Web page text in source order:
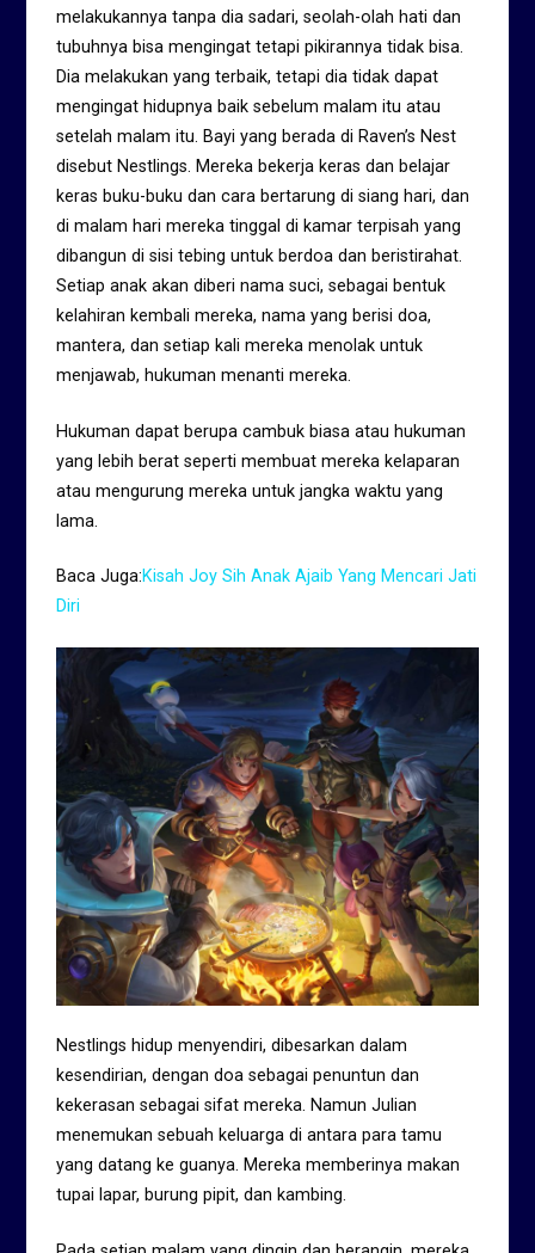
melakukannya tanpa dia sadari, seolah-olah hati dan
tubuhnya bisa mengingat tetapi pikirannya tidak bisa.
Dia melakukan yang terbaik, tetapi dia tidak dapat
mengingat hidupnya baik sebelum malam itu atau
setelah malam itu. Bayi yang berada di Raven’s Nest
disebut Nestlings. Mereka bekerja keras dan belajar
keras buku-buku dan cara bertarung di siang hari, dan
di malam hari mereka tinggal di kamar terpisah yang
dibangun di sisi tebing untuk berdoa dan beristirahat.
Setiap anak akan diberi nama suci, sebagai bentuk
kelahiran kembali mereka, nama yang berisi doa,
mantera, dan setiap kali mereka menolak untuk
menjawab, hukuman menanti mereka.
Hukuman dapat berupa cambuk biasa atau hukuman
yang lebih berat seperti membuat mereka kelaparan
atau mengurung mereka untuk jangka waktu yang
lama.
Baca Juga:Kisah Joy Sih Anak Ajaib Yang Mencari Jati
Diri
Nestlings hidup menyendiri, dibesarkan dalam
kesendirian, dengan doa sebagai penuntun dan
kekerasan sebagai sifat mereka. Namun Julian
menemukan sebuah keluarga di antara para tamu
yang datang ke guanya. Mereka memberinya makan
tupai lapar, burung pipit, dan kambing.